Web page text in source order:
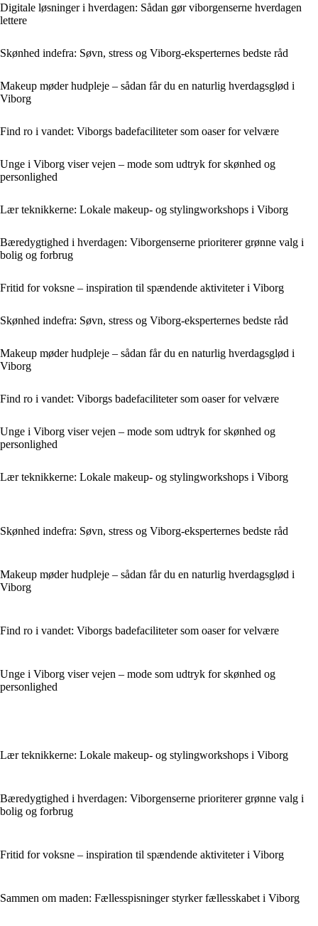
Digitale løsninger i hverdagen: Sådan gør viborgenserne hverdagen
lettere
Skønhed indefra: Søvn, stress og Viborg-eksperternes bedste råd
Makeup møder hudpleje – sådan får du en naturlig hverdagsglød i
Viborg
Find ro i vandet: Viborgs badefaciliteter som oaser for velvære
Unge i Viborg viser vejen – mode som udtryk for skønhed og
personlighed
Lær teknikkerne: Lokale makeup- og stylingworkshops i Viborg
Bæredygtighed i hverdagen: Viborgenserne prioriterer grønne valg i
bolig og forbrug
Fritid for voksne – inspiration til spændende aktiviteter i Viborg
Skønhed indefra: Søvn, stress og Viborg-eksperternes bedste råd
Makeup møder hudpleje – sådan får du en naturlig hverdagsglød i
Viborg
Find ro i vandet: Viborgs badefaciliteter som oaser for velvære
Unge i Viborg viser vejen – mode som udtryk for skønhed og
personlighed
Lær teknikkerne: Lokale makeup- og stylingworkshops i Viborg
Skønhed indefra: Søvn, stress og Viborg-eksperternes bedste råd
Makeup møder hudpleje – sådan får du en naturlig hverdagsglød i
Viborg
Find ro i vandet: Viborgs badefaciliteter som oaser for velvære
Unge i Viborg viser vejen – mode som udtryk for skønhed og
personlighed
Lær teknikkerne: Lokale makeup- og stylingworkshops i Viborg
Bæredygtighed i hverdagen: Viborgenserne prioriterer grønne valg i
bolig og forbrug
Fritid for voksne – inspiration til spændende aktiviteter i Viborg
Sammen om maden: Fællesspisninger styrker fællesskabet i Viborg